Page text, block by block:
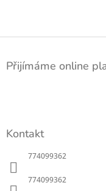
Z
Přijímáme online
Kontakt
774099362
774099362